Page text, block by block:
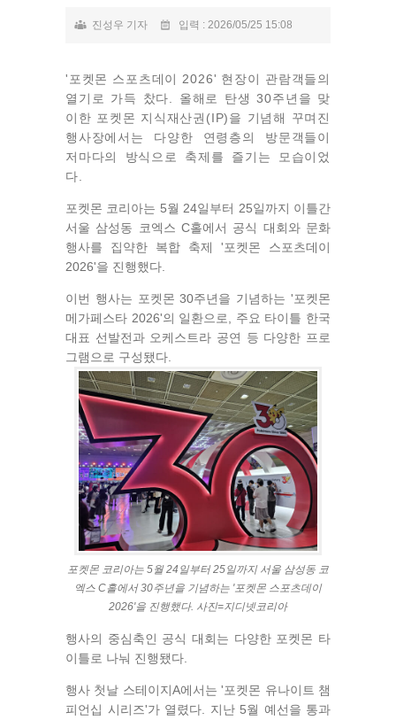
진성우 기자 입력 : 2026/05/25 15:08
'포켓몬 스포츠데이 2026' 현장이 관람객들의
열기로 가득 찼다. 올해로 탄생 30주년을 맞
이한 포켓몬 지식재산권(IP)을 기념해 꾸며진
행사장에서는 다양한 연령층의 방문객들이
저마다의 방식으로 축제를 즐기는 모습이었
다.
포켓몬 코리아는 5월 24일부터 25일까지 이틀간
서울 삼성동 코엑스 C홀에서 공식 대회와 문화
행사를 집약한 복합 축제 '포켓몬 스포츠데이
2026'을 진행했다.
이번 행사는 포켓몬 30주년을 기념하는 '포켓몬
메가페스타 2026'의 일환으로, 주요 타이틀 한국
대표 선발전과 오케스트라 공연 등 다양한 프로
그램으로 구성됐다.
포켓몬 코리아는 5월 24일부터 25일까지 서울 삼성동 코
엑스 C홀에서 30주년을 기념하는 '포켓몬 스포츠데이
2026'을 진행했다. 사진=지디넷코리아
행사의 중심축인 공식 대회는 다양한 포켓몬 타
이틀로 나눠 진행됐다.
행사 첫날 스테이지A에서는 '포켓몬 유나이트 챔
피언십 시리즈'가 열렸다. 지난 5월 예선을 통과